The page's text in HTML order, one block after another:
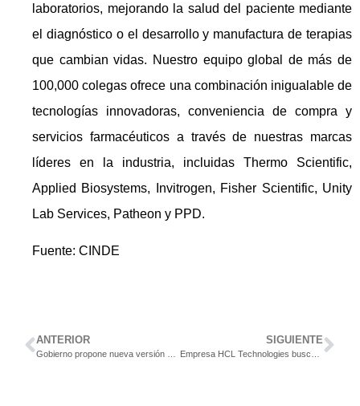
laboratorios, mejorando la salud del paciente mediante
el diagnóstico o el desarrollo y manufactura de terapias
que cambian vidas. Nuestro equipo global de más de
100,000 colegas ofrece una combinación inigualable de
tecnologías innovadoras, conveniencia de compra y
servicios farmacéuticos a través de nuestras marcas
líderes en la industria, incluidas Thermo Scientific,
Applied Biosystems, Invitrogen, Fisher Scientific, Unity
Lab Services, Patheon y PPD.
Fuente: CINDE
ANTERIOR SIGUIENTE